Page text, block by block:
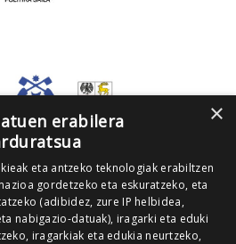
×
erabilera
eta antzeko teknologiak erabiltzen
gordetzeko eta eskuratzeko, eta
(adibidez, zure IP helbidea,
nabigazio-datuak), iragarki eta eduki
iragarkiak eta edukia neurtzeko,